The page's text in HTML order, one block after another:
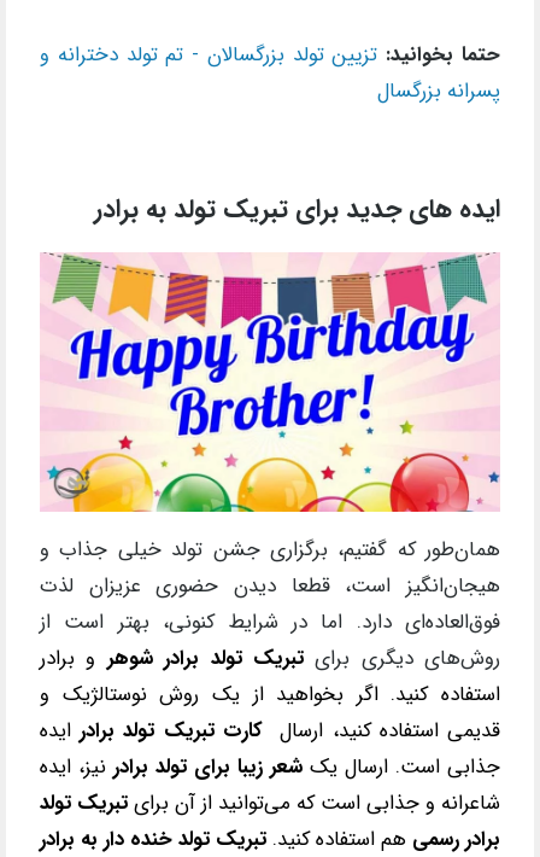
حتما بخوانید: تزیین تولد بزرگسالان - تم تولد دخترانه و
پسرانه بزرگسال
ایده های جدید برای تبریک تولد به برادر
همان‌طور که گفتیم، برگزاری جشن تولد خیلی جذاب و
هیجان‌انگیز است، قطعا دیدن حضوری عزیزان لذت
فوق‌العاده‌ای دارد. اما در شرایط کنونی، بهتر است از
روش‌های دیگری برایتبریک تولد برادر شوهر و برادر
استفاده کنید. اگر بخواهید از یک روش نوستالژیک و
قدیمی استفاده کنید، ارسال کارت تبریک تولد برادر ایده
جذابی است. ارسال یک شعر زیبا برای تولد برادر نیز، ایده
شاعرانه و جذابی است که می‌توانید از آن برایتبریک تولد
برادر رسمی هم استفاده کنید. تبریک تولد خنده دار به برادر